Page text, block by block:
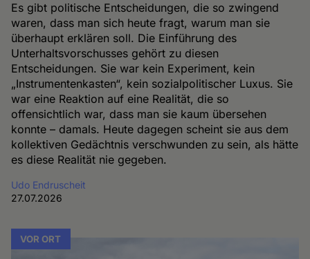
Es gibt politische Entscheidungen, die so zwingend
waren, dass man sich heute fragt, warum man sie
überhaupt erklären soll. Die Einführung des
Unterhaltsvorschusses gehört zu diesen
Entscheidungen. Sie war kein Experiment, kein
„Instrumentenkasten“, kein sozialpolitischer Luxus. Sie
war eine Reaktion auf eine Realität, die so
offensichtlich war, dass man sie kaum übersehen
konnte – damals. Heute dagegen scheint sie aus dem
kollektiven Gedächtnis verschwunden zu sein, als hätte
es diese Realität nie gegeben.
Udo Endruscheit
27.07.2026
VOR ORT